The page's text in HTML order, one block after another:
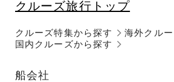
クルーズ旅行トップ
クルーズ特集から探す
国内クルーズから探す
海外クル
船会社